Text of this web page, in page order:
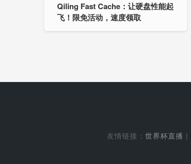
Qiling Fast Cache：让硬盘性能起
飞！限免活动，速度领取
友情链接： 世界杯直播 |